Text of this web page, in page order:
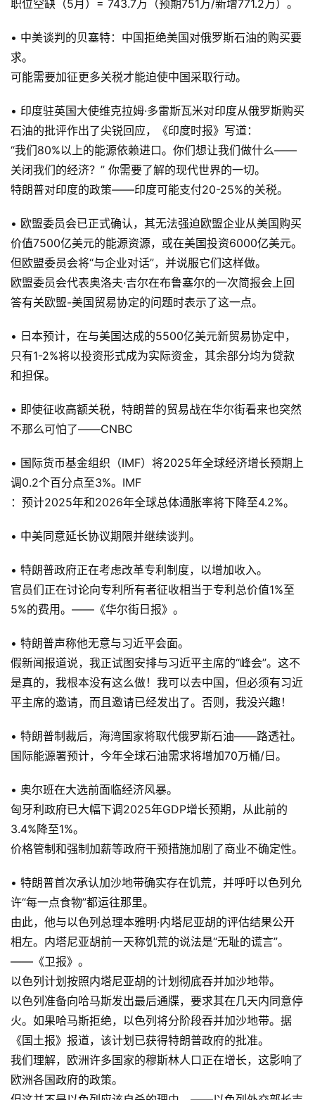
职位空缺（5月）= 743.7万（预期751万/新增771.2万）。
• 中美谈判的贝塞特：中国拒绝美国对俄罗斯石油的购买要
求。
可能需要加征更多关税才能迫使中国采取行动。
• 印度驻英国大使维克拉姆·多雷斯瓦米对印度从俄罗斯购买
石油的批评作出了尖锐回应，《印度时报》写道：
“我们80%以上的能源依赖进口。你们想让我们做什么——
关闭我们的经济？” 你需要了解的现代世界的一切。
特朗普对印度的政策——印度可能支付20-25%的关税。
• 欧盟委员会已正式确认，其无法强迫欧盟企业从美国购买
价值7500亿美元的能源资源，或在美国投资6000亿美元。
但欧盟委员会将“与企业对话”，并说服它们这样做。
欧盟委员会代表奥洛夫·吉尔在布鲁塞尔的一次简报会上回
答有关欧盟-美国贸易协定的问题时表示了这一点。
• 日本预计，在与美国达成的5500亿美元新贸易协定中，
只有1-2%将以投资形式成为实际资金，其余部分均为贷款
和担保。
• 即使征收高额关税，特朗普的贸易战在华尔街看来也突然
不那么可怕了——CNBC
• 国际货币基金组织（IMF）将2025年全球经济增长预期上
调0.2个百分点至3%。IMF
：预计2025年和2026年全球总体通胀率将下降至4.2%。
• 中美同意延长协议期限并继续谈判。
• 特朗普政府正在考虑改革专利制度，以增加收入。
官员们正在讨论向专利所有者征收相当于专利总价值1%至
5%的费用。——《华尔街日报》。
• 特朗普声称他无意与习近平会面。
假新闻报道说，我正试图安排与习近平主席的“峰会”。这不
是真的，我根本没有这么做！我可以去中国，但必须有习近
平主席的邀请，而且邀请已经发出了。否则，我没兴趣！
• 特朗普制裁后，海湾国家将取代俄罗斯石油——路透社。
国际能源署预计，今年全球石油需求将增加70万桶/日。
• 奥尔班在大选前面临经济风暴。
匈牙利政府已大幅下调2025年GDP增长预期，从此前的
3.4%降至1%。
价格管制和强制加薪等政府干预措施加剧了商业不确定性。
• 特朗普首次承认加沙地带确实存在饥荒，并呼吁以色列允
许“每一点食物”都运往那里。
由此，他与以色列总理本雅明·内塔尼亚胡的评估结果公开
相左。内塔尼亚胡前一天称饥荒的说法是“无耻的谎言”。
——《卫报》。
以色列计划按照内塔尼亚胡的计划彻底吞并加沙地带。
以色列准备向哈马斯发出最后通牒，要求其在几天内同意停
火。如果哈马斯拒绝，以色列将分阶段吞并加沙地带。据
《国土报》报道，该计划已获得特朗普政府的批准。
我们理解，欧洲许多国家的穆斯林人口正在增长，这影响了
欧洲各国政府的政策。